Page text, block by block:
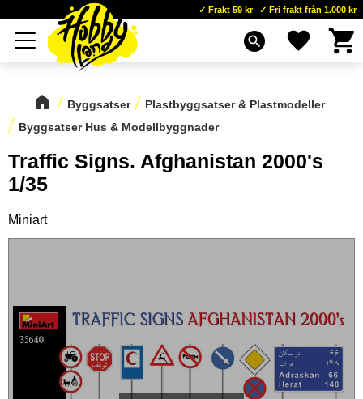
Meny
Frakt 59 kr Fri frakt från 1.000 kr
search Favoriter
Byggsatser
Plastbyggsatser & Plastmodeller
Byggsatser Hus & Modellbyggnader
Traffic Signs. Afghanistan 2000's
1/35
Miniart